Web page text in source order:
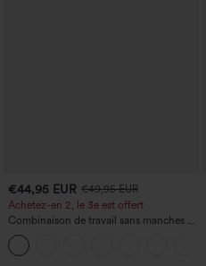
€44,95 EUR €49,95 EUR
Achetez-en 2, le 3e est offert
Combinaison de travail sans manches à
encolure bateau, côtés noués, toucher
frais, rayée, avec poches — Édition Easy
Peezy